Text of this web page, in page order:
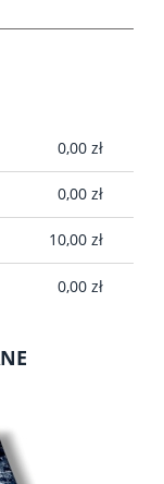
0,00 zł
0,00 zł
10,00 zł
0,00 zł